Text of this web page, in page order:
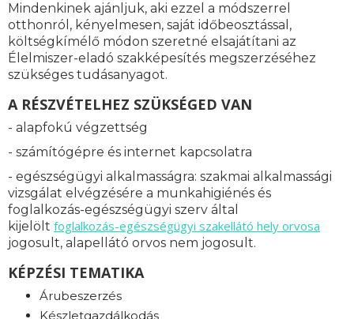
Mindenkinek ajánljuk, aki ezzel a módszerrel
otthonról, kényelmesen, saját időbeosztással,
költségkímélő módon szeretné elsajátítani az
Élelmiszer-eladó szakképesítés megszerzéséhez
szükséges tudásanyagot.
A RÉSZVÉTELHEZ SZÜKSÉGED VAN
- alapfokú végzettség
- számítógépre és internet kapcsolatra
- egészségügyi alkalmasságra: szakmai alkalmassági
vizsgálat elvégzésére a munkahigiénés és
foglalkozás-egészségügyi szerv által
kijelölt foglalkozás-egészségügyi szakellátó hely orvosa
jogosult, alapellátó orvos nem jogosult.
KÉPZÉSI TEMATIKA
Árubeszerzés
Készletgazdálkodás